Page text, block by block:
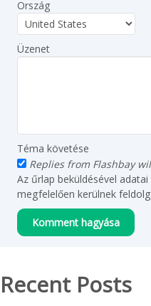
Ország
Üzenet
Téma követése
Replies from Flashbay
Az űrlap beküldésével adatai
megfelelően kerülnek
Recent Posts